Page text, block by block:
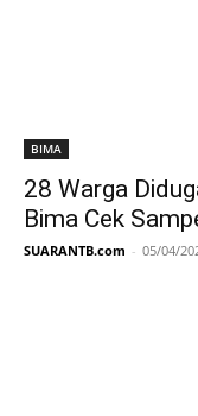
BIMA
28 Warga
Bima Cek
SUARANTB.com - 05/04/